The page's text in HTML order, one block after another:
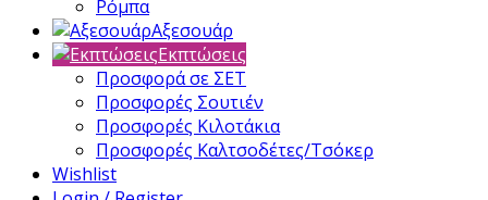
Ρόμπα
Αξεσουάρ
Εκπτώσεις
Προσφορά σε ΣΕΤ
Προσφορές Σουτιέν
Προσφορές Κιλοτάκια
Προσφορές Καλτσοδέτες/Τσόκερ
Wishlist